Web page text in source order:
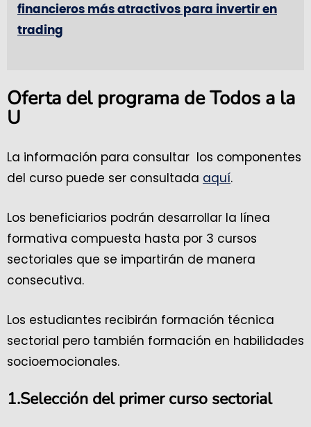
financieros más atractivos para invertir en
trading
Oferta del programa de Todos a la
U
La información para consultar los componentes
del curso puede ser consultada aquí.
Los beneficiarios podrán desarrollar la línea
formativa compuesta hasta por 3 cursos
sectoriales que se impartirán de manera
consecutiva.
Los estudiantes recibirán formación técnica
sectorial pero también formación en habilidades
socioemocionales.
1.Selección del primer curso sectorial